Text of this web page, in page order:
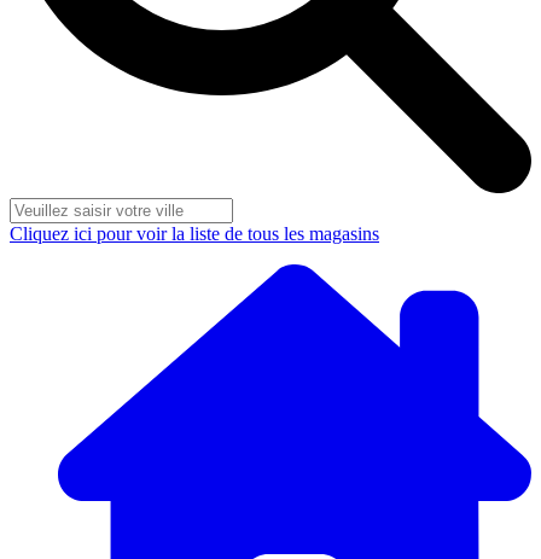
Cliquez ici pour voir la liste de tous les magasins